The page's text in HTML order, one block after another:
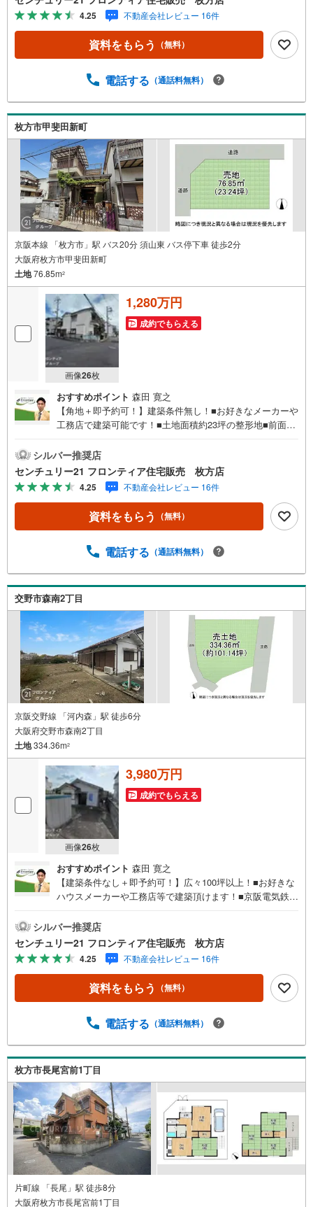
守られます・親愛保育園まで徒歩約10分と、毎日の送り迎
えもしやすい距離にございます・セブンイレブン枚方東中
振2丁目店まで徒歩約13分で、ちょっとしたお買い物に便利
です 立地・枚方市立香里小学校まで徒歩約19分・枚方市立
い方のプロ、ファイナンシャルプランナーが資金計画をサ
り！3.たくさんの銀行と繋がりがあるため、最も低金利に
なるように審査が可能！4.物件のお引渡し後に必要になっ
たお家のリフォームも弊社のリフォームプランナーがご提
案！弊社は専門家同士が連携をとっているため、より多く
の知見がございますお気軽にお問合せください
4.25 不動産会社レビュー 16件
資料をもらう （無料）
電話する （通話料無料）
枚方市甲斐田新町
京阪本線 「枚方市」駅 バス20分 須山東 バス停下車 徒歩2分
大阪府枚方市甲斐田新町
土地76.85m2
画像26枚
1,280万円
成約でもらえる
おすすめポイント 森田 寛之
【角地＋即予約可！】建築条件無し！■お好きなメーカーや
工務店で建築可能です！■土地面積約23坪の整形地■前面道
徴・準工業地域につき、住宅以外の建築プランも検討可能
です・前面道路との接面は約8.9mとゆとりある広さを確
保・現況上物有り、即時の引き渡しに対応いたします・周
辺は落ち着いた街並みで、理想の邸宅を建築しやすい環境
です 立地・小学校まで徒歩約分・中学校まで徒歩約分 弊社
が選ばれる理由 1.お金の扱い方のプロ、ファイナンシャル
応できる売却専門チームあり！3.たくさんの銀行と繋がり
のお引渡し後に必要になったお家のリフォームも弊社のリ
フォームプランナーがご提案！5.定期的にご連絡を繋ぎ、
有事の際に迅速にサポートいたします弊社は専門家同士が
連携をとっているため、より多くの知見がございます。お
気軽にお問合せください！
シルバー推奨店
センチュリー21 フロンティア住宅販売 枚方店
4.25 不動産会社レビュー 16件
資料をもらう （無料）
電話する （通話料無料）
交野市森南2丁目
京阪交野線 「河内森」駅 徒歩6分
大阪府交野市森南2丁目
土地334.36m2
画像26枚
3,980万円
成約でもらえる
おすすめポイント 森田 寛之
【建築条件なし＋即予約可！】広々100坪以上！■お好きな
ハウスメーカーや工務店等で建築頂けます！■京阪電気鉄道
8分にありお子様の登下校にも安心の距離 特徴・334.36m2
の広々とした土地ですので複数台の車をとめたりお庭のス
ペースを確保頂けます！ゆとりある暮らしをどうぞ！・ス
ーパーまで徒歩約11分！コンビニまで徒歩約7分！日常生活
のお買い物に便利です！生活環境が整っております 立地・
交野市立岩船小学校まで徒歩約8分・交野市第四中学校まで
イナンシャルプランナーが資金計画をサポート！2.買い替
銀行と繋がりがあるため、最も低金利になるように審査が
可能！4.物件のお引渡し後に必要になったお家のリフォー
ムも弊社のリフォームプランナーがご提案！弊社は専門家
同士が連携をとっているため、より多くの知見がございま
す。お気軽にお問合せください！
シルバー推奨店
センチュリー21 フロンティア住宅販売 枚方店
4.25 不動産会社レビュー 16件
資料をもらう （無料）
電話する （通話料無料）
枚方市長尾宮前1丁目
片町線 「長尾」駅 徒歩8分
大阪府枚方市長尾宮前1丁目